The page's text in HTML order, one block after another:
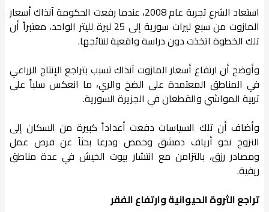
استعاد الشرع تجربة عام 2008، عندما رفعت الحكومة آنذاك أسعار
المازوت من سبع ليرات سورية إلى 25 ليرة لليتر الواحد، معتبراً أن
تلك الخطوة اتخذت دون دراسة واقعية لنتائجها.
وأوضح أن ارتفاع أسعار المازوت آنذاك تسبب بتراجع الإنتاج الزراعي
في المناطق المعتمدة على الضخ والري، ما انعكس سلباً على
تربية المواشي والقطعان في الجزيرة السورية.
وأضاف أن تلك السياسات دفعت أعداداً كبيرة من السكان إلى
النزوح نحو أرياف دمشق وحمص ودرعا بحثاً عن فرص عمل
ومصادر رزق، بالتزامن مع انتشار بيوت الخيش في عدة مناطق
ريفية.
تراجع الثروة الحيوانية وارتفاع الفقر